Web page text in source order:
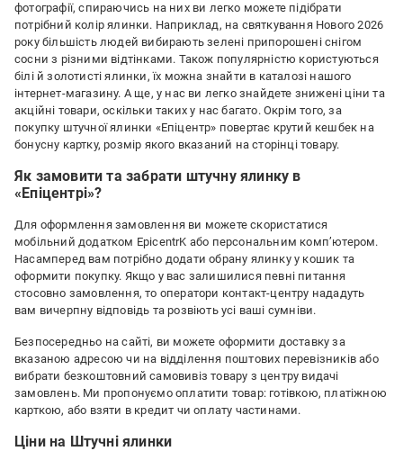
фотографії, спираючись на них ви легко можете підібрати
потрібний колір ялинки. Наприклад, на святкування Нового 2026
року більшість людей вибирають зелені припорошені снігом
сосни з різними відтінками. Також популярністю користуються
білі й золотисті ялинки, їх можна знайти в каталозі нашого
інтернет-магазину. А ще, у нас ви легко знайдете знижені ціни та
акційні товари, оскільки таких у нас багато. Окрім того, за
покупку штучної ялинки «Епіцентр» повертає крутий кешбек на
бонусну картку, розмір якого вказаний на сторінці товару.
Як замовити та забрати штучну ялинку в
«Епіцентрі»?
Для оформлення замовлення ви можете скористатися
мобільний додатком EpicentrK або персональним комп’ютером.
Насамперед вам потрібно додати обрану ялинку у кошик та
оформити покупку. Якщо у вас залишилися певні питання
стосовно замовлення, то оператори контакт-центру нададуть
вам вичерпну відповідь та розвіють усі ваші сумніви.
Безпосередньо на сайті, ви можете оформити доставку за
вказаною адресою чи на відділення поштових перевізників або
вибрати безкоштовний самовивіз товару з центру видачі
замовлень. Ми пропонуємо оплатити товар: готівкою, платіжною
карткою, або взяти в кредит чи оплату частинами.
Ціни на Штучні ялинки